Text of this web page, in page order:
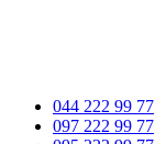
044 222 99 77
097 222 99 77